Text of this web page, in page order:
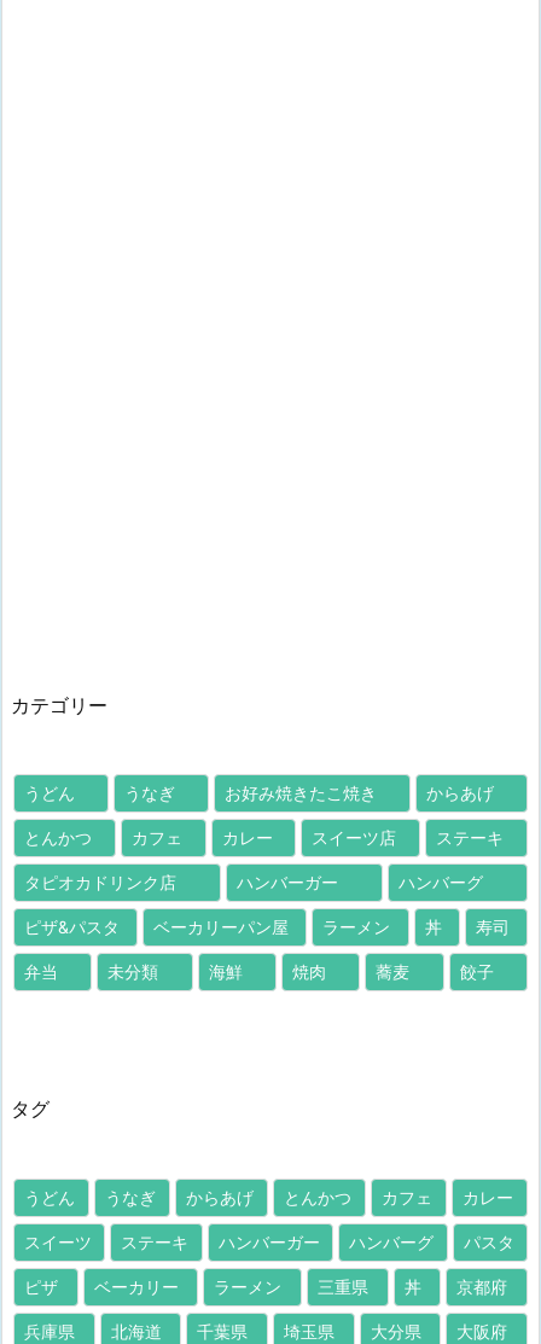
カテゴリー
うどん うなぎ お好み焼きたこ焼き からあげ
とんかつ カフェ カレー スイーツ店 ステーキ
タピオカドリンク店 ハンバーガー ハンバーグ
ピザ&パスタ ベーカリーパン屋 ラーメン 丼 寿司
弁当 未分類 海鮮 焼肉 蕎麦 餃子
タグ
うどん うなぎ からあげ とんかつ カフェ カレー
スイーツ ステーキ ハンバーガー ハンバーグ パスタ
ピザ ベーカリー ラーメン 三重県 丼 京都府
兵庫県 北海道 千葉県 埼玉県 大分県 大阪府